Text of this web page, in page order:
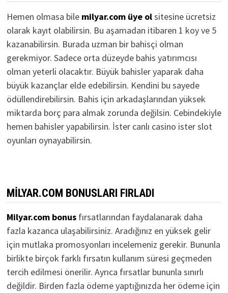
Hemen olmasa bile milyar.com üye olsitesine ücretsiz
olarak kayıt olabilirsin. Bu aşamadan itibaren 1 koy ve 5
kazanabilirsin. Burada uzman bir bahisçi olman
gerekmiyor. Sadece orta düzeyde bahis yatırımcısı
olman yeterli olacaktır. Büyük bahisler yaparak daha
büyük kazançlar elde edebilirsin. Kendini bu sayede
ödüllendirebilirsin. Bahis için arkadaşlarından yüksek
miktarda borç para almak zorunda değilsin. Cebindekiyle
hemen bahisler yapabilirsin. İster canlı casino ister slot
oyunları oynayabilirsin.
MILYAR.COM BONUSLARI FIRLADI
Milyar.com bonus fırsatlarından faydalanarak daha
fazla kazanca ulaşabilirsiniz. Aradığınız en yüksek gelir
için mutlaka promosyonları incelemeniz gerekir. Bununla
birlikte birçok farklı fırsatın kullanım süresi geçmeden
tercih edilmesi önerilir. Ayrıca fırsatlar bununla sınırlı
değildir. Birden fazla ödeme yaptığınızda her ödeme için